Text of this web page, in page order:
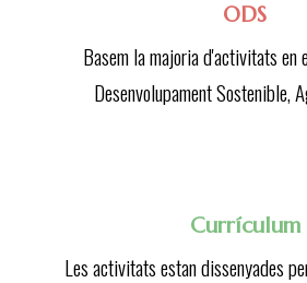
ODS
Basem la majoria d'activitats en
Desenvolupament Sostenible,
Currículum
Les activitats estan dissenyades